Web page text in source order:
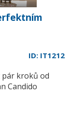
ID: IT1212
kroků od
Candido